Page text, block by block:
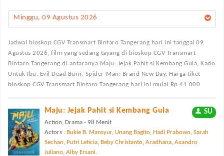
Minggu, 09 Agustus 2026
Jadwal bioskop CGV Transmart Bintaro Tangerang hari ini tanggal 09
Agustus 2026, film yang sedang tayang di bioskop CGV Transmart
Bintaro Tangerang di antaranya Maju: Jejak Pahit si Kembang Gula, Kado
Untuk Ibu, Evil Dead Burn, Spider-Man: Brand New Day. Harga tiket
bioskop CGV Transmart Bintaro Tangerang hari ini mulai Rp 41.000
Maju: Jejak Pahit si Kembang Gula SU
Action, Drama - 98 Menit
Actors : Bukie B. Mansyur, Unang Bagito, Hadi Prabowo, Sarah
Sechan, Putri Leticia, Beby Christanto, Aradhana, Axandro
Juliano, Alby Ersani.